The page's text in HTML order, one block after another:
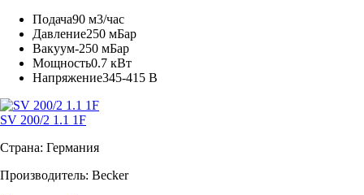
Подача90 м3/час
Давление250 мБар
Вакуум-250 мБар
Мощность0.7 кВт
Напряжение345-415 В
SV 200/2 1.1 1F
Страна: Германия
Производитель: Becker